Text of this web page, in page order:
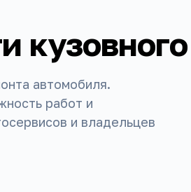
автомобиля.
работ и
и владельцев